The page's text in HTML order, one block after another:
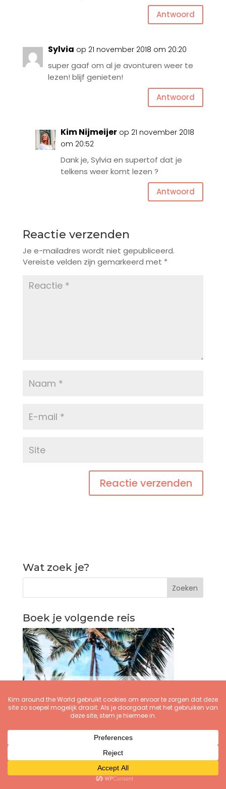
Antwoord
Sylvia op 21 november 2018 om 20:20
super gaaf om al je avonturen weer te
lezen! blijf genieten!
Antwoord
Kim Nijmeijer op 21 november 2018
om 20:52
Dank je, Sylvia en supertof dat je
telkens weer komt lezen ?
Antwoord
Reactie verzenden
Je e-mailadres wordt niet gepubliceerd.
Vereiste velden zijn gemarkeerd met *
Wat zoek je?
Boek je volgende reis